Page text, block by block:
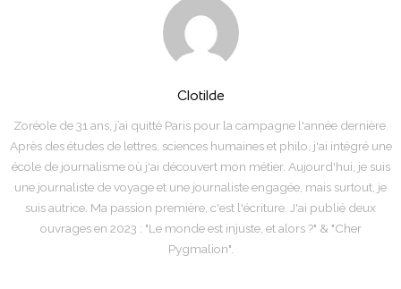
Clotilde
Zoréole de 31 ans, j’ai quitté Paris pour la campagne l'année dernière.
Après des études de lettres, sciences humaines et philo, j'ai intégré une
école de journalisme où j'ai découvert mon métier. Aujourd'hui, je suis
une journaliste de voyage et une journaliste engagée, mais surtout, je
suis autrice. Ma passion première, c'est l'écriture. J'ai publié deux
ouvrages en 2023 : "Le monde est injuste, et alors ?" & "Cher
Pygmalion".